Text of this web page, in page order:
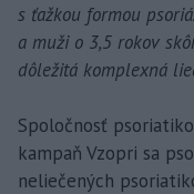
s ťažkou formou
a muži o 3,5 rokov
dôležitá komplexná
Spoločnosť
kampaň Vzopri sa
neliečených